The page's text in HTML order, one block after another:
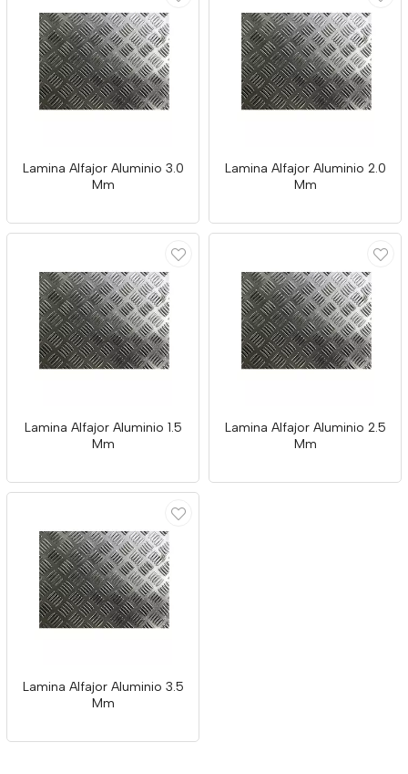
Lamina Alfajor Aluminio 3.0
Mm
Lamina Alfajor Aluminio 2.0
Mm
Lamina Alfajor Aluminio 1.5
Mm
Lamina Alfajor Aluminio 2.5
Mm
Lamina Alfajor Aluminio 3.5
Mm